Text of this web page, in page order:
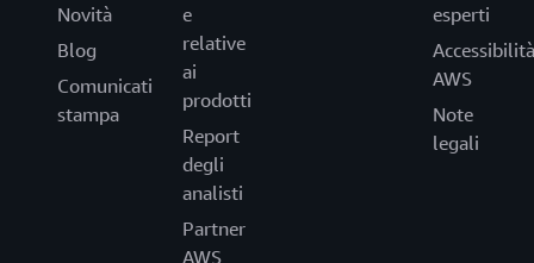
Novità
Blog
Comunicati
stampa
e
relative
ai
prodotti
Report
degli
analisti
Partner
AWS
esperti
Accessibilità
AWS
Note
legali